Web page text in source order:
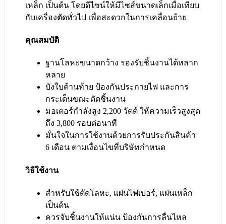
เหล็ก เป็นต้น โดยดีไซน์ให้มีไซส์ขนาดเล็กเมื่อเทียบ
กับเครื่องตัดทั่วไป เพื่อสะดวกในการเคลื่อนย้าย
คุณสมบัติ
ฐานโลหะขนาดกว้าง รองรับชิ้นงานได้หลาก
หลาย
บังใบด้านท้าย ป้องกันประกายไฟ และการ
กระเด็นขณะตัดชิ้นงาน
มอเตอร์กำลังสูง 2,200 วัตต์ ให้ความเร็วสูงสุด
ถึง 3,800 รอบต่อนาที
มั่นใจในการใช้งานด้วยการรับประกันสินค้า
6 เดือน ตามเงื่อนไขที่บริษัทกำหนด
วิธีใช้งาน
สำหรับใช้ตัดโลหะ, แผ่นไฟเบอร์, แผ่นเหล็ก
เป็นต้น
ควรจับชิ้นงานให้แน่น ป้องกันการลื่นไหล